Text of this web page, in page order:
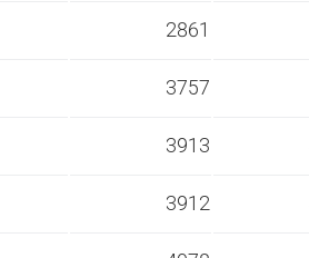
2861
3757
3913
3912